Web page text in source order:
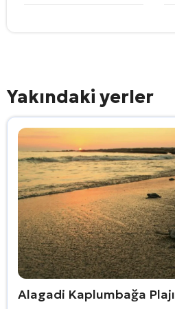
Yakındaki yerler
Alagadi Kaplumbağa Plajı